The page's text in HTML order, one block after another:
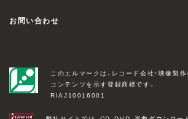
お問い合わせ
このエルマークは、レコード会社・映像製
コンテンツを示す登録商標です。
RIAJ10016001